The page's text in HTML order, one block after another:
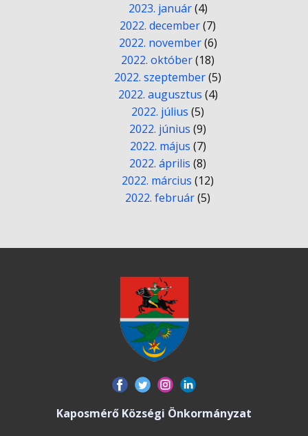
2023. január(4)
2022. december(7)
2022. november(6)
2022. október(18)
2022. szeptember(5)
2022. augusztus (4)
2022. július (5)
2022. június (9)
2022. május (7)
2022. április (8)
2022. március (12)
2022. február(5)
Kaposmérő Községi Önkormányzat